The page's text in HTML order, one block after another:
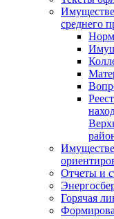
среднего
Отчеты и
Горячая